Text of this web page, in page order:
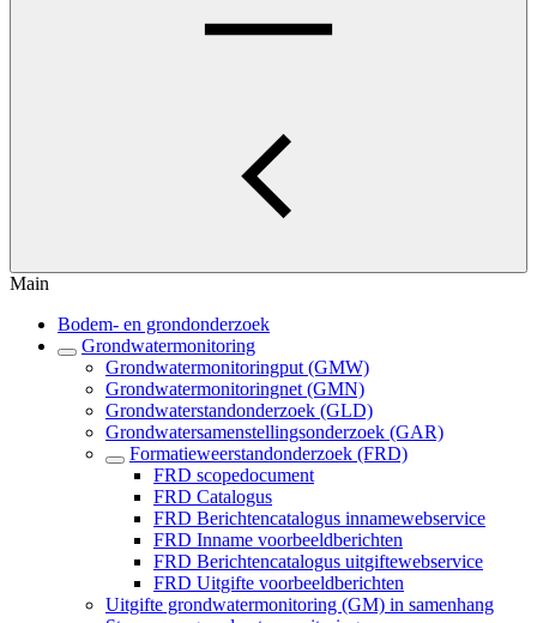
Main
Bodem- en grondonderzoek
Grondwatermonitoring
Grondwatermonitoringput (GMW)
Grondwatermonitoringnet (GMN)
Grondwaterstandonderzoek (GLD)
Grondwatersamenstellingsonderzoek (GAR)
Formatieweerstandonderzoek (FRD)
FRD scopedocument
FRD Catalogus
FRD Berichtencatalogus innamewebservice
FRD Inname voorbeeldberichten
FRD Berichtencatalogus uitgiftewebservice
FRD Uitgifte voorbeeldberichten
Uitgifte grondwatermonitoring (GM) in samenhang